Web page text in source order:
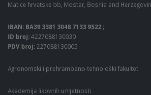
Matice hrvatske bb, Mostar, Bosnia and
IBAN: BA39 3381 3048 7133 9522 ;
ID broj:4227088130030
PDV broj: 227088130005
Agronomski i prehrambeno-tehnološki fakultet
Akademija likovnih umjetnosti